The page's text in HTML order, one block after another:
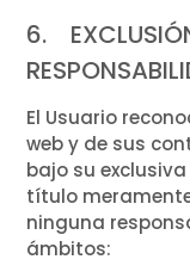
6.
El Usuario
web y de sus
bajo su
título
ninguna
ámbitos: